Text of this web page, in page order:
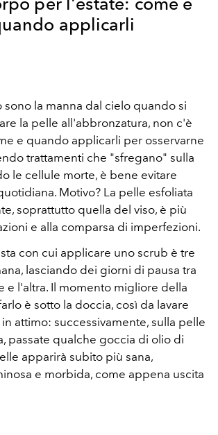
applicarli
sono la manna dal cielo quando si
la pelle all'abbronzatura, non c'è
e quando applicarli per osservarne
trattamenti che "sfregano" sulla
le cellule morte, è bene evitare
Motivo? La pelle esfoliata
soprattutto quella del viso, è più
e alla comparsa di imperfezioni.
con cui applicare uno scrub è tre
lasciando dei giorni di pausa tra
e l'altra. Il momento migliore della
è sotto la doccia, così da lavare
attimo: successivamente, sulla pelle
passate qualche goccia di olio di
apparirà subito più sana,
e morbida, come appena uscita